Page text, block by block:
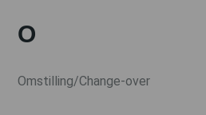
O
Omstilling/Change-over